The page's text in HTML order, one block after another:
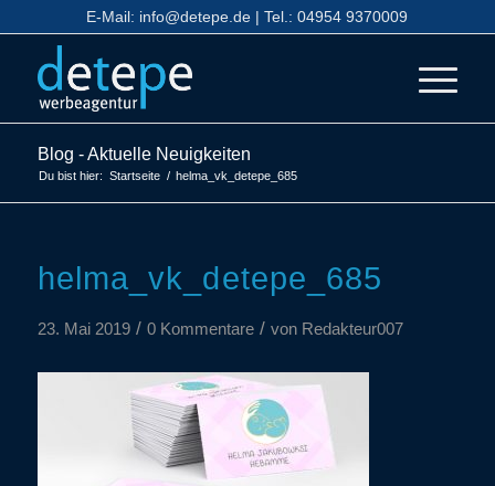
E-Mail: info@detepe.de | Tel.:04954 9370009
Blog - Aktuelle Neuigkeiten
Du bist hier: Startseite / helma_vk_detepe_685
helma_vk_detepe_685
23. Mai 2019 / 0 Kommentare / von Redakteur007